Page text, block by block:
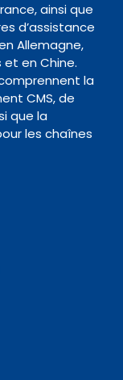
ainsi que
d’assistance
Allemagne,
et en Chine.
la
CMS, de
que la
les chaînes